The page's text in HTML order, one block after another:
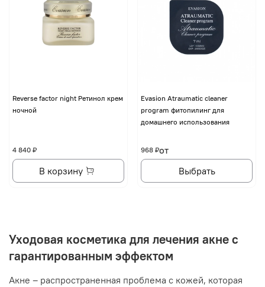
Reverse factor night Ретинол крем
ночной
4 840 ₽
В корзину
Evasion Atraumatic cleaner
program фитопилинг для
домашнего использования
от
968 ₽
Выбрать
Уходовая косметика для лечения акне с
гарантированным эффектом
Акне – распространенная проблема с кожей, которая